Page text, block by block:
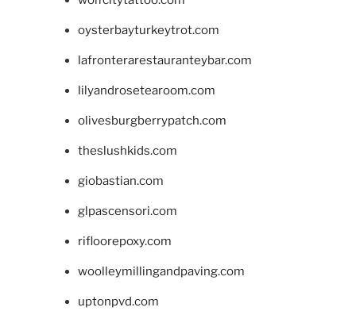
oysterbayturkeytrot.com
lafronterarestauranteybar.com
lilyandrosetearoom.com
olivesburgberrypatch.com
theslushkids.com
giobastian.com
glpascensori.com
rifloorepoxy.com
woolleymillingandpaving.com
uptonpvd.com